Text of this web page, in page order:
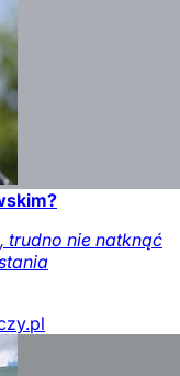
trudno nie natknąć